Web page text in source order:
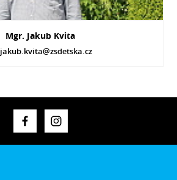
Mgr. Jakub Kvita
jakub.kvita@zsdetska.cz